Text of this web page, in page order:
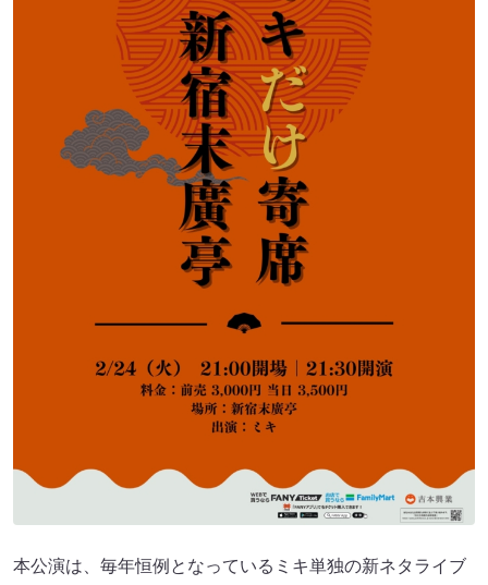
本公演は、毎年恒例となっているミキ単独の新ネタライブ